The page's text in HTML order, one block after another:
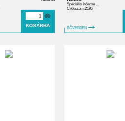
db
Speciális íróecse ...
Cikkszám:2195
BŐVEBBEN